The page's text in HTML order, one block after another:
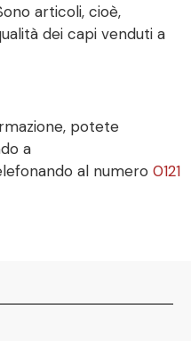
articoli, cioè,
dei capi venduti a
potete
a
al numero 0121